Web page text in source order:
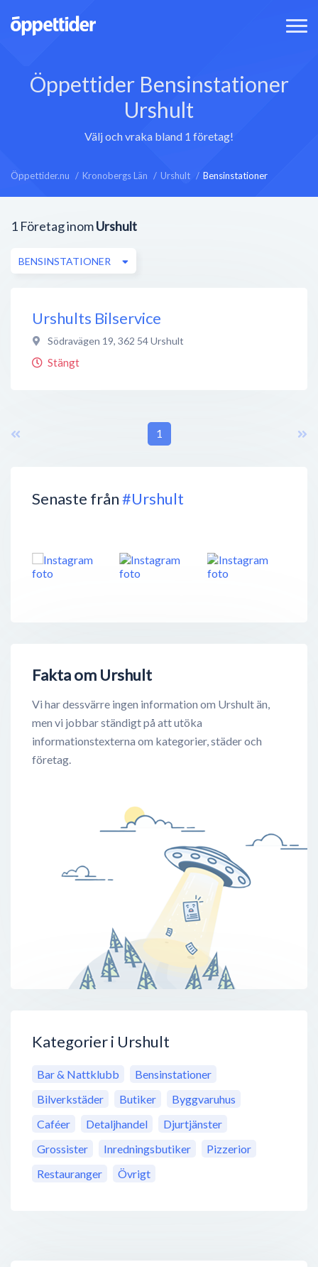
Öppettider Bensinstationer
Urshult
Välj och vraka bland 1 företag!
Öppettider.nu Kronobergs Län Urshult Bensinstationer
Senaste från#Urshult
Fakta om Urshult
Vi har dessvärre ingen information om Urshult än,
men vi jobbar ständigt på att utöka
informationstexterna om kategorier, städer och
företag.
Kategorier i Urshult
Bar & Nattklubb
Bensinstationer
Bilverkstäder
Butiker
Byggvaruhus
Caféer
Detaljhandel
Djurtjänster
Grossister
Inredningsbutiker
Pizzerior
Restauranger
Övrigt
1 Företag inomUrshult
BENSINSTATIONER
Urshults Bilservice
Södravägen 19, 362 54Urshult
Stängt
1